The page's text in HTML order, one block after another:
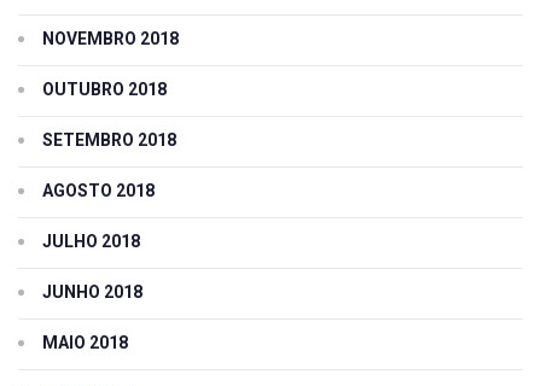
NOVEMBRO 2018
OUTUBRO 2018
SETEMBRO 2018
AGOSTO 2018
JULHO 2018
JUNHO 2018
MAIO 2018